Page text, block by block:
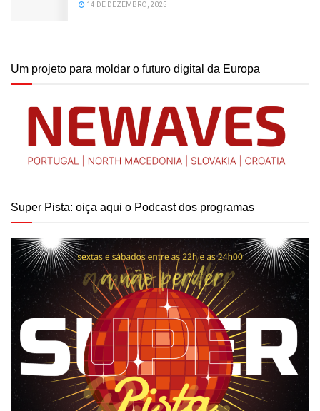
14 DE DEZEMBRO, 2025
Um projeto para moldar o futuro digital da Europa
Super Pista: oiça aqui o Podcast dos programas